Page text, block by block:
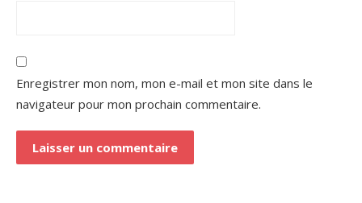
Enregistrer mon nom, mon e-mail et mon site dans le
navigateur pour mon prochain commentaire.